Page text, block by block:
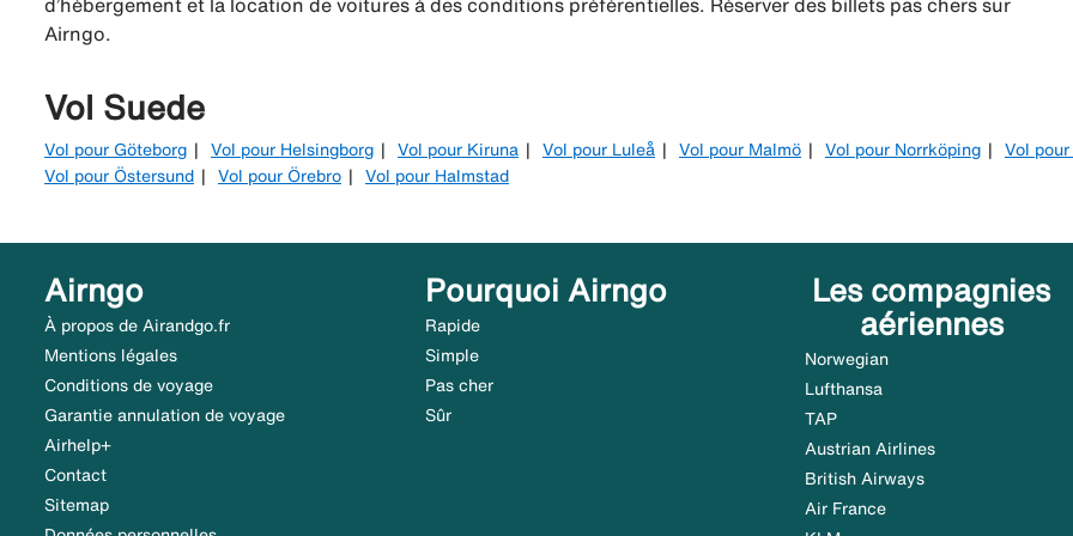
d’hébergement et la location de voitures à des conditions préférentielles. Réserver des billets pas chers sur
Airngo.
Vol Suede
Vol pour Göteborg Vol pour Helsingborg Vol pour Kiruna Vol pour Luleå Vol pour Malmö Vol pour Norrköping Vol
Vol pour Östersund
Vol pour Örebro Vol pour Halmstad
Airngo
À propos de Airandgo.fr
Mentions légales
Conditions de voyage
Garantie annulation de voyage
Airhelp+
Contact
Sitemap
Pourquoi Airngo
Rapide
Simple
Pas cher
Sûr
Les compagnies
aériennes
Norwegian
Lufthansa
TAP
Austrian Airlines
British Airways
Air France